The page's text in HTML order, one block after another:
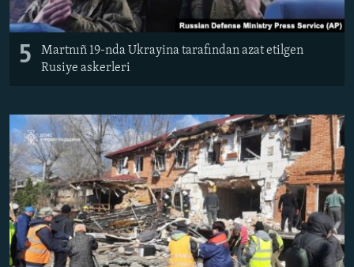
5
Martnıñ 19-nda Ukrayina tarafından azat etilgen
Rusiye askerleri